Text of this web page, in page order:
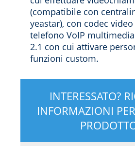
(compatibile con
yeastar), con codec video
telefono VoIP
2.1 con cui attivare
funzioni custom.
INTERESSATO?
INFORMAZIONI